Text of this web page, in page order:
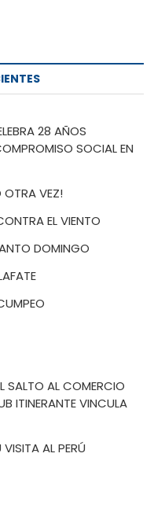
28 AÑOS
SOCIAL EN
OTRA VEZ!
EL VIENTO
DOMINGO
SALTO AL COMERCIO
ITINERANTE VINCULA
AL PERÚ